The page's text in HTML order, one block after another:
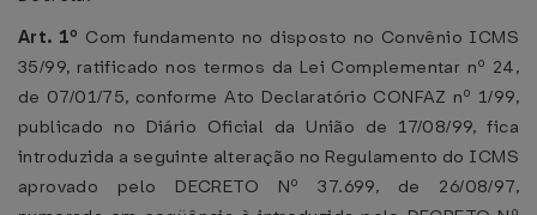
Art. 1º Com fundamento no disposto no Convênio ICMS
35/99, ratificado nos termos da Lei Complementar nº 24,
de 07/01/75, conforme Ato Declaratório CONFAZ nº 1/99,
publicado no Diário Oficial da União de 17/08/99, fica
introduzida a seguinte alteração no Regulamento do ICMS
aprovado pelo DECRETO Nº 37.699, de 26/08/97,